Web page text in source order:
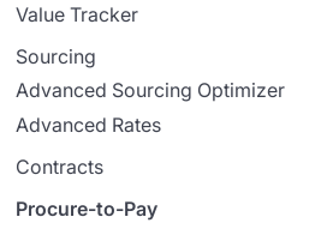
Value Tracker
Sourcing
Advanced Sourcing Optimizer
Advanced Rates
Contracts
Procure-to-Pay